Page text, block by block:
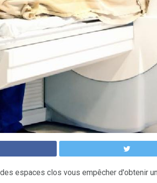
espaces clos vous empêcher d'obtenir